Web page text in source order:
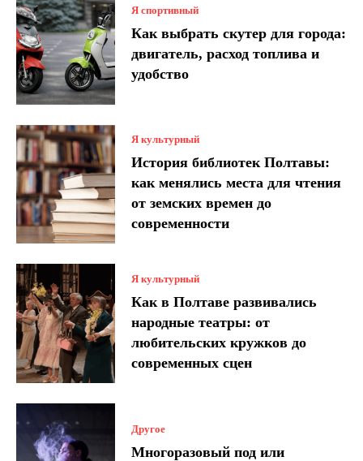
Я спортивный
Как выбрать скутер для города:
двигатель, расход топлива и
удобство
Я культурный
История библиотек Полтавы:
как менялись места для чтения
от земских времен до
современности
Я культурный
Как в Полтаве развивались
народные театры: от
любительских кружков до
современных сцен
Другое
Многоразовый под или